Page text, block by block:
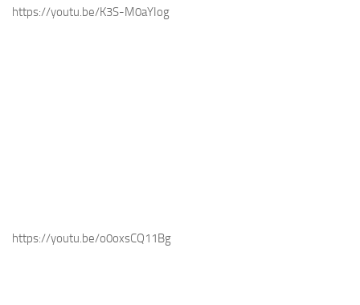
https://youtu.be/K3S-M0aYIog
https://youtu.be/o0oxsCQ11Bg